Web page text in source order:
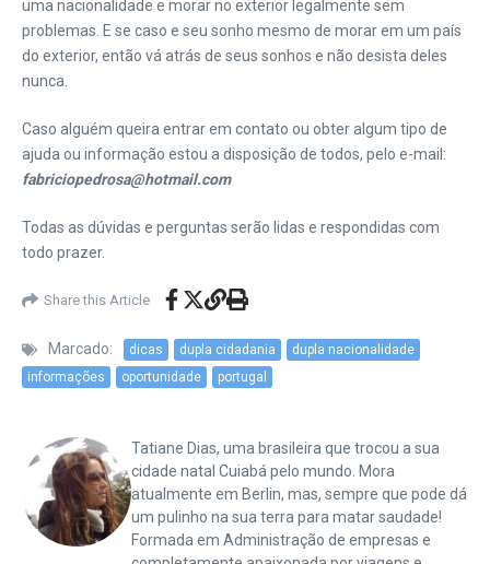
uma nacionalidade e morar no exterior legalmente sem
problemas. E se caso e seu sonho mesmo de morar em um país
do exterior, então vá atrás de seus sonhos e não desista deles
nunca.
Caso alguém queira entrar em contato ou obter algum tipo de
ajuda ou informação estou a disposição de todos, pelo e-mail:
fabriciopedrosa@hotmail.com
Todas as dúvidas e perguntas serão lidas e respondidas com
todo prazer.
Share this Article
Marcado: dicas dupla cidadania
dupla nacionalidade
informações
oportunidade portugal
Tatiane Dias, uma brasileira que trocou a sua
cidade natal Cuiabá pelo mundo. Mora
atualmente em Berlin, mas, sempre que pode dá
um pulinho na sua terra para matar saudade!
Formada em Administração de empresas e